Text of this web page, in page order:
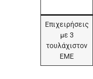
Επιχειρήσεις
με 3
τουλάχιστον
ΕΜΕ